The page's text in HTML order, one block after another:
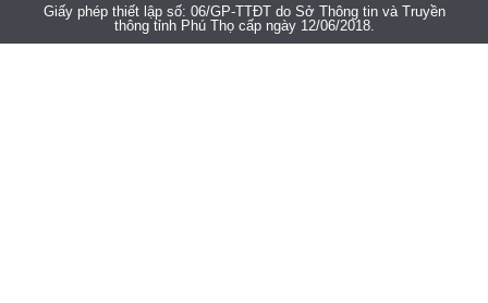
Giấy phép thiết lập số: 06/GP-TTĐT do Sở Thông tin và Truyền
thông tỉnh Phú Thọ cấp ngày 12/06/2018.